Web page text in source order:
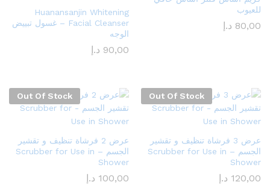
للعيوب
80,00 د.إ
Huanansanjin Whitening
Facial Cleanser – غسول تبييض
الوجه
90,00 د.إ
Out Of Stock
عرض 3 فرشاة تنظيف و تقشير
الجسم – Scrubber for Use in
Shower
120,00 د.إ
Out Of Stock
عرض 2 فرشاة تنظيف و تقشير
الجسم – Scrubber for Use in
Shower
100,00 د.إ